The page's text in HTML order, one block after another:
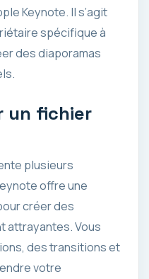
Keynote. Il s’agit
spécifique à
des diaporamas
un fichier
plusieurs
offre une
créer des
attrayantes. Vous
des transitions et
votre